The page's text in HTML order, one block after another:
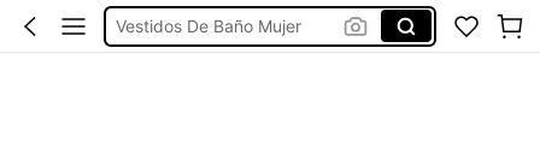
Vestidos De Baño Mujer